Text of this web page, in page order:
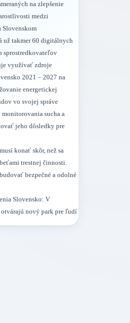
na zlepšenie
medzi
Slovenskom
už takmer 60 digitálnych
sprostredkovateľov
využívať zdroje
2021 – 2027 na
energetickej
vo svojej správe
monitorovania sucha a
jeho dôsledky pre
konať skôr, než sa
trestnej činnosti.
bezpečné a odolné
Slovensko: V
nový park pre ľudí